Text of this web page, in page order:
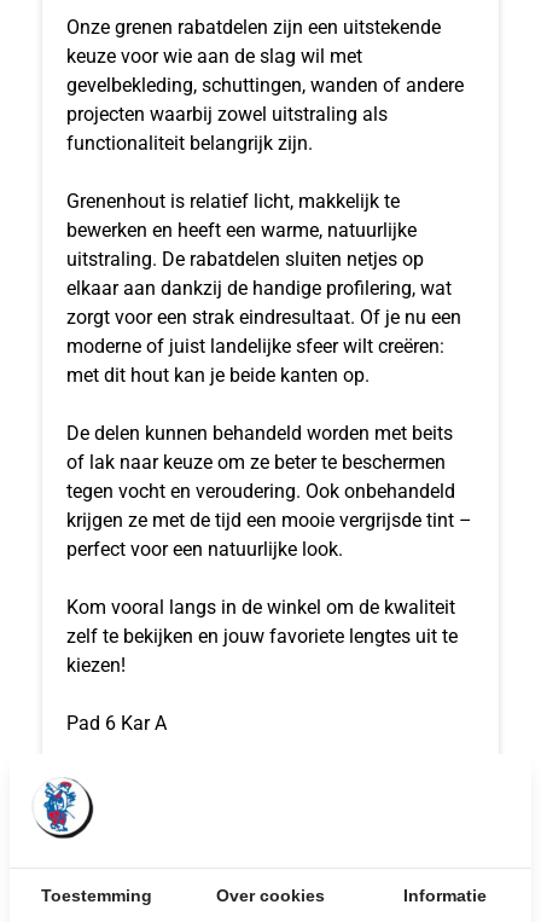
Onze grenen rabatdelen zijn een uitstekende
keuze voor wie aan de slag wil met
gevelbekleding, schuttingen, wanden of andere
projecten waarbij zowel uitstraling als
functionaliteit belangrijk zijn.
Grenenhout is relatief licht, makkelijk te
bewerken en heeft een warme, natuurlijke
uitstraling. De rabatdelen sluiten netjes op
elkaar aan dankzij de handige profilering, wat
zorgt voor een strak eindresultaat. Of je nu een
moderne of juist landelijke sfeer wilt creëren:
met dit hout kan je beide kanten op.
De delen kunnen behandeld worden met beits
of lak naar keuze om ze beter te beschermen
tegen vocht en veroudering. Ook onbehandeld
krijgen ze met de tijd een mooie vergrijsde tint –
perfect voor een natuurlijke look.
Kom vooral langs in de winkel om de kwaliteit
zelf te bekijken en jouw favoriete lengtes uit te
kiezen!
Pad 6 Kar A
Toestemming Over cookies Informatie